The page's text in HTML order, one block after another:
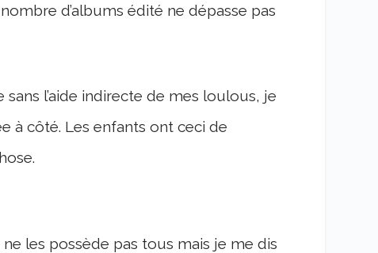
d’albums édité ne dépasse pas
l’aide indirecte de mes loulous, je
à côté. Les enfants ont ceci de
les possède pas tous mais je me dis